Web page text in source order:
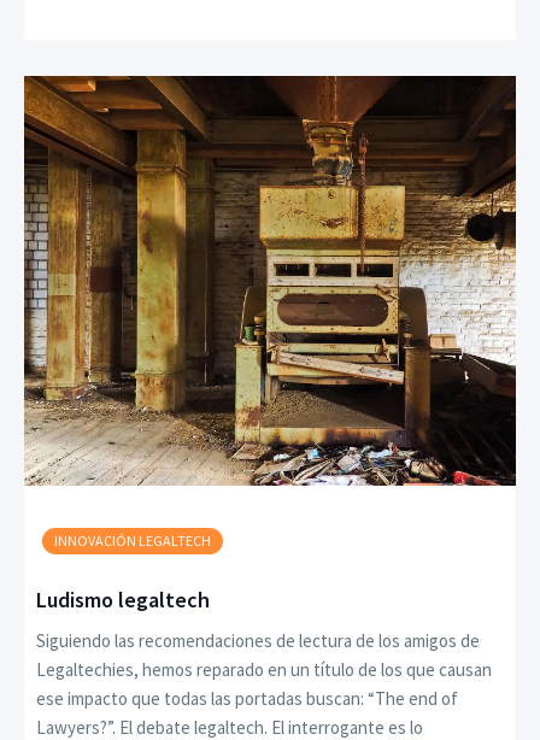
INNOVACIÓN LEGALTECH
Ludismo legaltech
Siguiendo las recomendaciones de lectura de los amigos de
Legaltechies, hemos reparado en un título de los que causan
ese impacto que todas las portadas buscan: “The end of
Lawyers?”. El debate legaltech. El interrogante es lo